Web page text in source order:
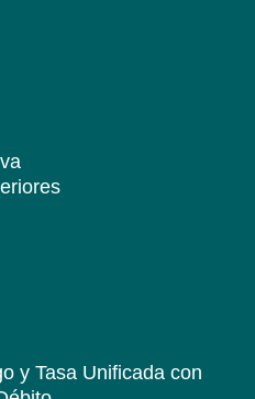
y Tasa Unificadacon